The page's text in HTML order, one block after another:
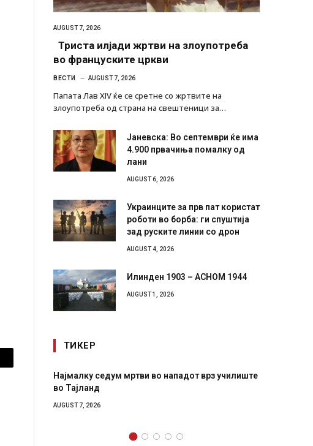
AUGUST 7, 2026
Триста илјади жртви на злоупотреба
во француските цркви
ВЕСТИ AUGUST 7, 2026
Папата Лав XIV ќе се сретне со жртвите на
злоупотреба од страна на свештеници за…
Јаневска: Во септември ќе има
4.900 првачиња помалку од
лани
AUGUST 6, 2026
Украинците за прв пат користат
роботи во борба: ги спуштија
зад руските линии со дрон
AUGUST 4, 2026
Илинден 1903 – АСНОМ 1944
AUGUST 1, 2026
ТИКЕР
мртви во нападот врз училиште
СОЗИС: Украинците повеќе им